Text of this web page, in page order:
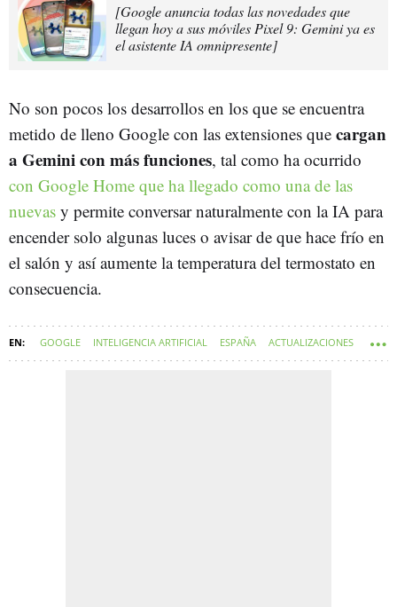
[Google anuncia todas las novedades que
llegan hoy a sus móviles Pixel 9: Gemini ya es
el asistente IA omnipresente]
No son pocos los desarrollos en los que se encuentra
metido de lleno Google con las extensiones que cargan
a Gemini con más funciones, tal como ha ocurrido
con Google Home que ha llegado como una de las
nuevas y permite conversar naturalmente con la IA para
encender solo algunas luces o avisar de que hace frío en
el salón y así aumente la temperatura del termostato en
consecuencia.
GOOGLE INTELIGENCIA ARTIFICIAL ESPAÑA ACTUALIZACIONES